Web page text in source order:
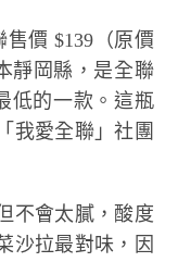
價 $139（原價
靜岡縣，是全聯
低的一款。這瓶
我愛全聯」社團
不會太膩，酸度
沙拉最對味，因